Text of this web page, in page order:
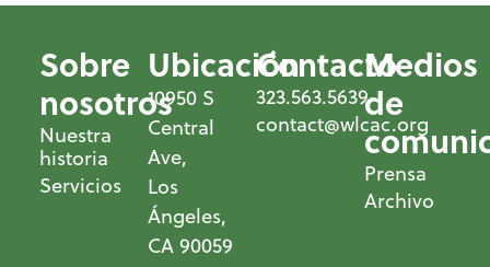
Sobre
nosotros
Nuestra
historia
Servicios
Ubicación
10950 S
Central
Ave,
Los
Ángeles,
CA 90059
Contacto
323.563.5639
contact@wlcac.org
Medios
de
Prensa
Archivo